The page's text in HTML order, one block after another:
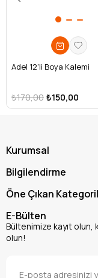
Adel 12'li Boya Kalemi
₺150,00
₺170,00
Kurumsal
Bilgilendirme
Öne Çıkan
E-Bülten
Bültenimize kayıt
olun!